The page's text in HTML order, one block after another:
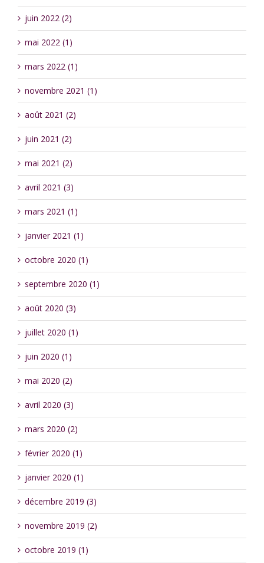
juin 2022 (2)
mai 2022 (1)
mars 2022 (1)
novembre 2021 (1)
août 2021 (2)
juin 2021 (2)
mai 2021 (2)
avril 2021 (3)
mars 2021 (1)
janvier 2021 (1)
octobre 2020 (1)
septembre 2020 (1)
août 2020 (3)
juillet 2020 (1)
juin 2020 (1)
mai 2020 (2)
avril 2020 (3)
mars 2020 (2)
février 2020 (1)
janvier 2020 (1)
décembre 2019 (3)
novembre 2019 (2)
octobre 2019 (1)